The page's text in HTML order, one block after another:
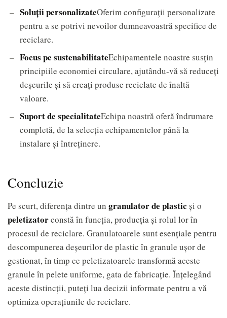
Soluții personalizateOferim configurații personalizate
pentru a se potrivi nevoilor dumneavoastră specifice de
reciclare.
Focus pe sustenabilitateEchipamentele noastre susțin
principiile economiei circulare, ajutându-vă să reduceți
deșeurile și să creați produse reciclate de înaltă
valoare.
Suport de specialitateEchipa noastră oferă îndrumare
completă, de la selecția echipamentelor până la
instalare și întreținere.
Concluzie
Pe scurt, diferența dintre un granulator de plastic și o
peletizatorconstă în funcția, producția și rolul lor în
procesul de reciclare. Granulatoarele sunt esențiale pentru
descompunerea deșeurilor de plastic în granule ușor de
gestionat, în timp ce peletizatoarele transformă aceste
granule în pelete uniforme, gata de fabricație. Înțelegând
aceste distincții, puteți lua decizii informate pentru a vă
optimiza operațiunile de reciclare.